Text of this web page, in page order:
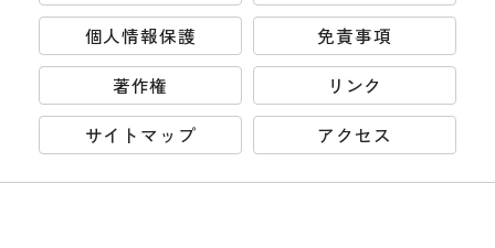
個人情報保護
免責事項
著作権
リンク
サイトマップ
アクセス